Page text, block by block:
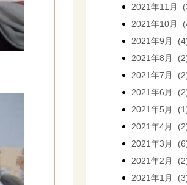
2021年11月
2021年10月
2021年9月
2021年8月
2021年7月
2021年6月
2021年5月
2021年4月
2021年3月
2021年2月
2021年1月